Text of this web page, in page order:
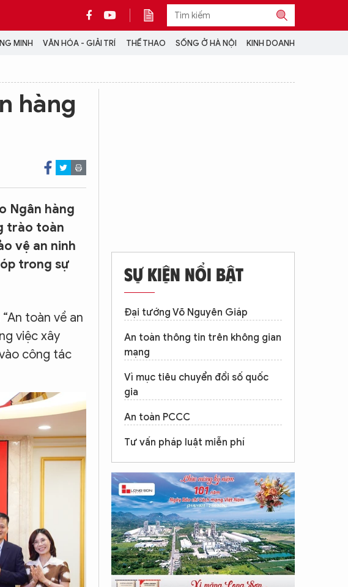
MINH VĂN HÓA - GIẢI TRÍ THỂ THAO SỐNG Ở HÀ NỘI KINH DOANH
SỰ
hàng
Ngân hàng
trào toàn
vệ an ninh
trong sự
toàn về an
việc xây
công tác
SỰ KIỆN NỔI BẬT
Đại tướng Võ Nguyên Giáp
An toàn thông tin trên không gian
mạng
Vì mục tiêu chuyển đổi số quốc
gia
An toàn PCCC
Tư vấn pháp luật miễn phí